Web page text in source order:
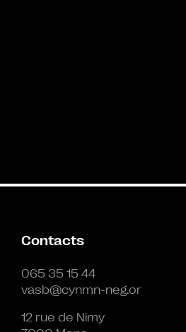
Contacts
065 35 15 44
vasb@cynmn-neg.or
12 rue de Nimy